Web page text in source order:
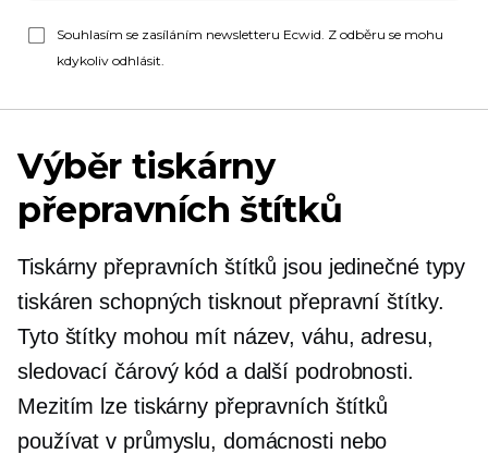
Souhlasím se zasíláním newsletteru Ecwid. Z odběru se mohu
kdykoliv odhlásit.
Výběr tiskárny
přepravních štítků
Tiskárny přepravních štítků jsou jedinečné typy
tiskáren schopných tisknout přepravní štítky.
Tyto štítky mohou mít název, váhu, adresu,
sledovací čárový kód a další podrobnosti.
Mezitím lze tiskárny přepravních štítků
používat v průmyslu, domácnosti nebo